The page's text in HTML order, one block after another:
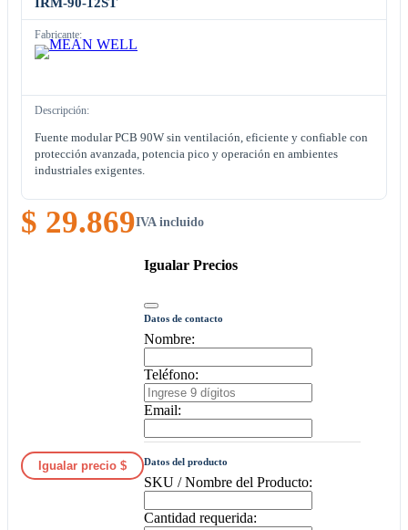
Fabricante:
Descripción:
Fuente modular PCB 90W sin ventilación, eficiente y confiable con
protección avanzada, potencia pico y operación en ambientes
industriales exigentes.
$ 29.869IVA incluido
Igualar precio $
Igualar Precios
Datos de contacto
Nombre:
Teléfono:
Email:
Datos del producto
SKU / Nombre del Producto:
Cantidad requerida: